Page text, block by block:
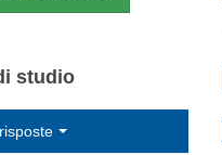
studio